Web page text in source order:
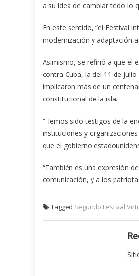
a su idea de cambiar todo lo
En este sentido, “el Festival
modernización y adaptación
Asimismo, se refirió a que el
contra Cuba, la del 11 de
implicaron más de un
constitucional de la isla.
“Hemos sido testigos de la
instituciones y
que el gobierno
“También es una expresión
comunicación, y a los
Tagged Segundo Festival